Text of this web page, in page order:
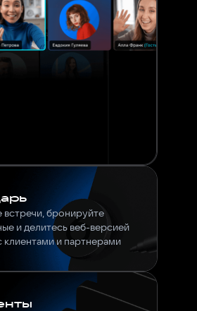
встречи, бронируйте
и делитесь веб-версией
клиентами и партнерами